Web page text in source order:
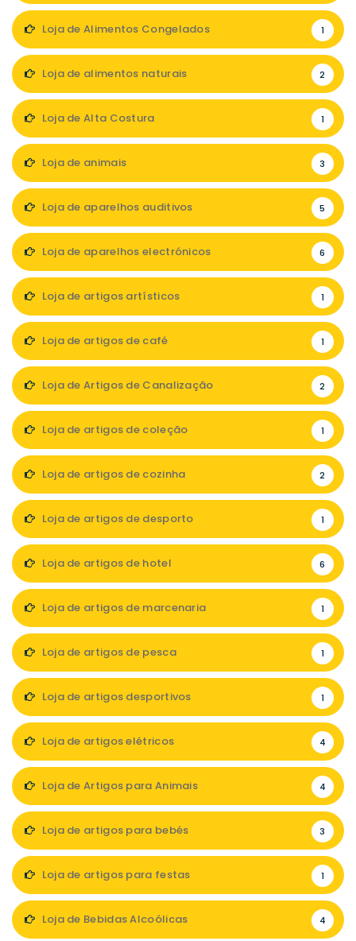
Loja de Alimentos Congelados 1
Loja de alimentos naturais 2
Loja de Alta Costura 1
Loja de animais 3
Loja de aparelhos auditivos 5
Loja de aparelhos electrónicos 6
Loja de artigos artísticos 1
Loja de artigos de café 1
Loja de Artigos de Canalização 2
Loja de artigos de coleção 1
Loja de artigos de cozinha 2
Loja de artigos de desporto 1
Loja de artigos de hotel 6
Loja de artigos de marcenaria 1
Loja de artigos de pesca 1
Loja de artigos desportivos 1
Loja de artigos elétricos 4
Loja de Artigos para Animais 4
Loja de artigos para bebés 3
Loja de artigos para festas 1
Loja de Bebidas Alcoólicas 4